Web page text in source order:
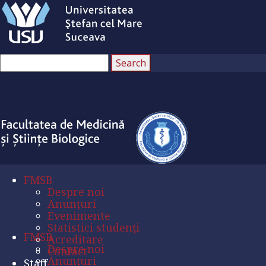
FMSB
Despre noi
Anunțuri
Evenimente
Statistici studenți
Acreditare
Contact
Staff
FMSB
Despre noi
Anunțuri